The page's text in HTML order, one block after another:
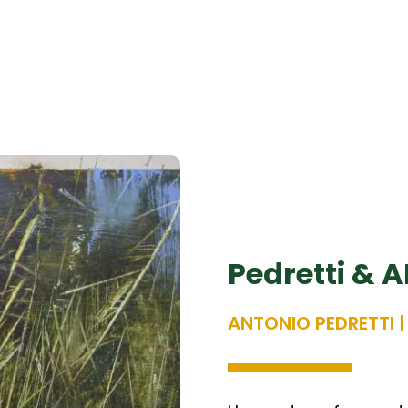
Pedretti &
ANTONIO PEDRETTI